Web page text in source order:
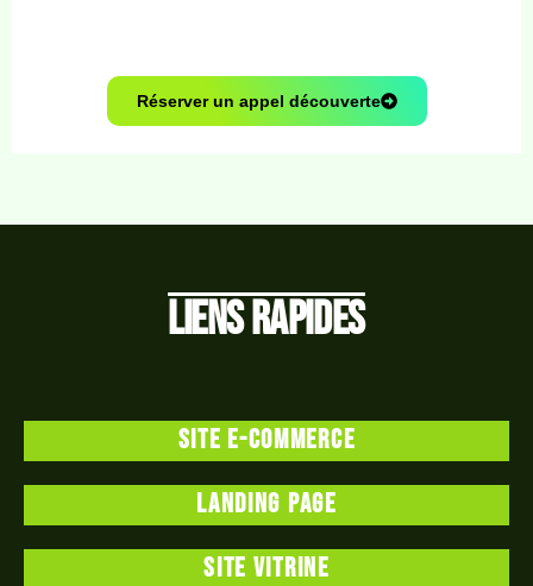
Réserver un appel découverte
Liens rapides
Site e-commerce
Landing page
Site vitrine